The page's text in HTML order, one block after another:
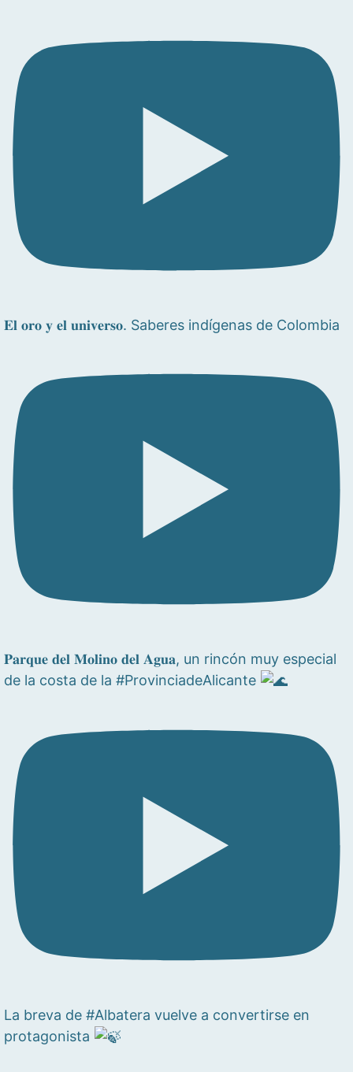
𝐄𝐥 𝐨𝐫𝐨 𝐲 𝐞𝐥 𝐮𝐧𝐢𝐯𝐞𝐫𝐬𝐨. Saberes indígenas de Colombia
𝐏𝐚𝐫𝐪𝐮𝐞 𝐝𝐞𝐥 𝐌𝐨𝐥𝐢𝐧𝐨 𝐝𝐞𝐥 𝐀𝐠𝐮𝐚, un rincón muy especial
de la costa de la #ProvinciadeAlicante
La breva de #Albatera vuelve a convertirse en
protagonista